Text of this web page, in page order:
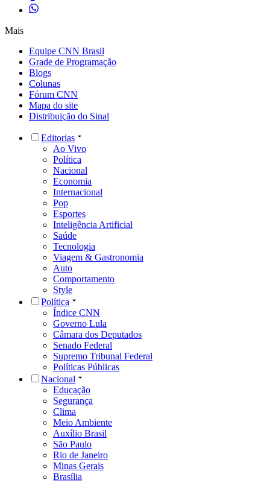
Mais
Equipe CNN Brasil
Grade de Programação
Blogs
Colunas
Fórum CNN
Mapa do site
Distribuição do Sinal
Editorias
Ao Vivo
Política
Nacional
Economia
Internacional
Pop
Esportes
Inteligência Artificial
Saúde
Tecnologia
Viagem & Gastronomia
Auto
Comportamento
Style
Política
Índice CNN
Governo Lula
Câmara dos Deputados
Senado Federal
Supremo Tribunal Federal
Políticas Públicas
Nacional
Educação
Segurança
Clima
Meio Ambiente
Auxílio Brasil
São Paulo
Rio de Janeiro
Minas Gerais
Brasília